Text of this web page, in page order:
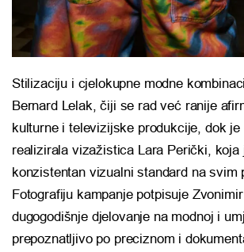
Stilizaciju i cjelokupne modne
Bernard Lelak, čiji se rad već ranije
kulturne i televizijske produkcije, dok je
realizirala vizažistica Lara Perički, koja
konzistentan vizualni standard na svim
Fotografiju kampanje potpisuje
dugogodišnje djelovanje na modnoj i
prepoznatljivo po preciznom i